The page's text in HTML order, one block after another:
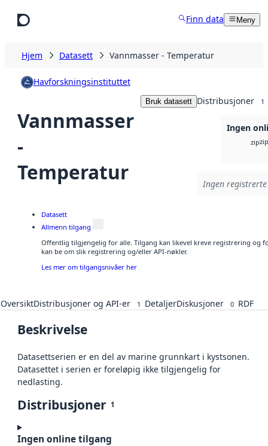
Finn data Meny
Hjem Datasett Vannmasser - Temperatur
Havforskningsinstituttet
Vannmasser
-
Temperatur
Bruk datasett Distribusjoner 1
Ingen
zipzip
Ingen
Datasett
Allmenn tilgang
Offentlig tilgjengelig for alle. Tilgang kan likevel kreve registrering og
kan be om slik registrering og/eller API-nøkler.
Les mer om tilgangsnivåer her
OversiktDistribusjoner og API-er 1 DetaljerDiskusjoner 0 RDF
Beskrivelse
Datasettserien er en del av marine grunnkart i kystsonen.
Datasettet i serien er foreløpig ikke tilgjengelig for
nedlasting.
Distribusjoner 1
Ingen online tilgang